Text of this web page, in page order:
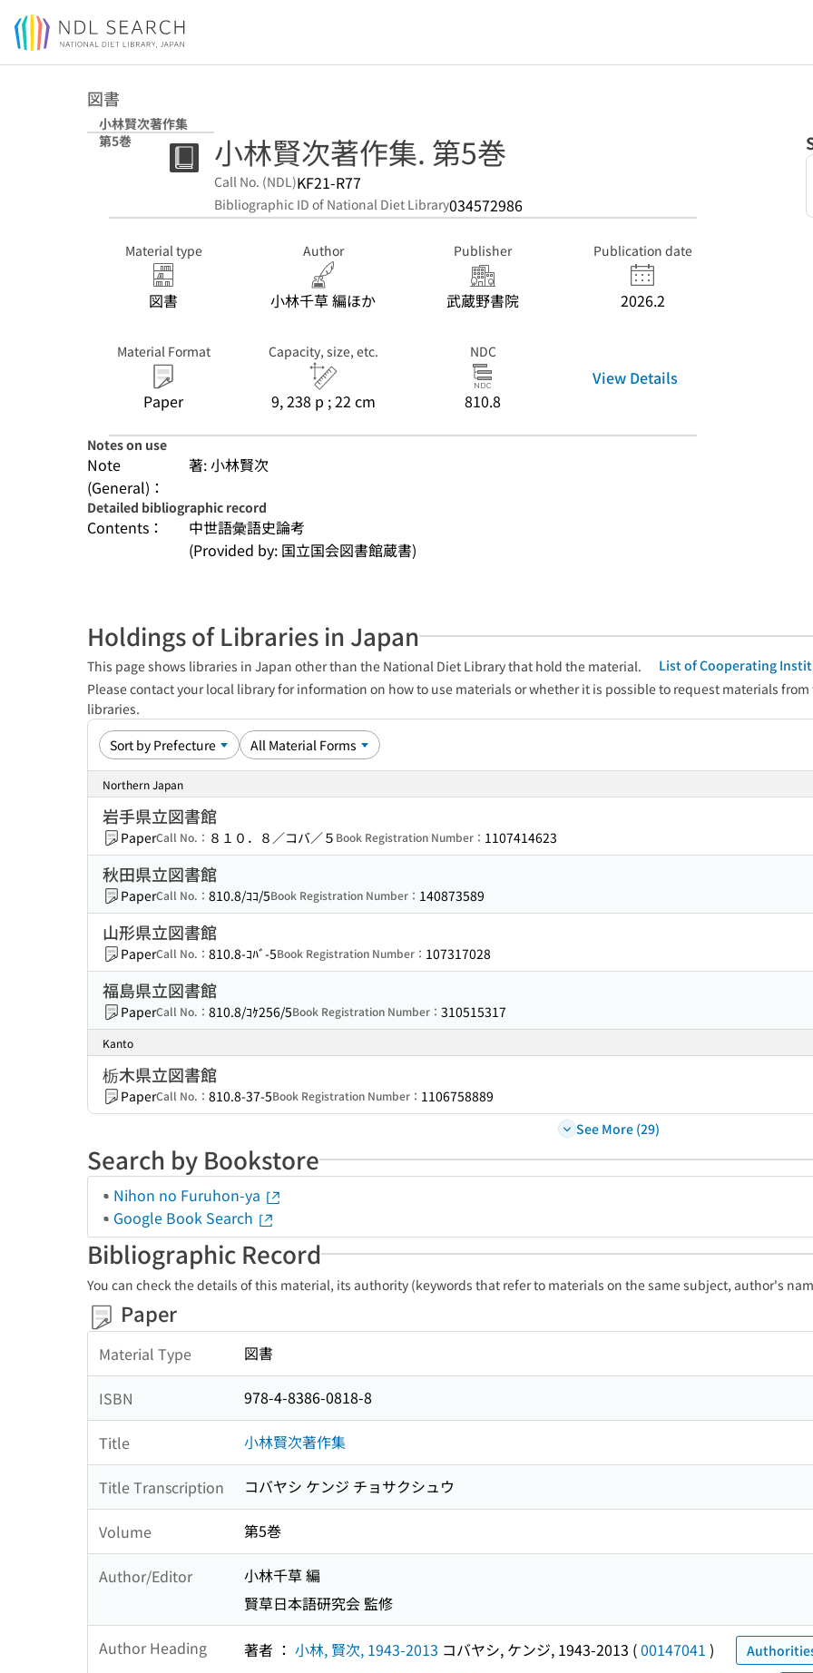
Jump to main content
図書
小林賢次著作集
第5巻
小林賢次著作集. 第5巻
Call No. (NDL)KF21-R77
Bibliographic ID of National Diet Library034572986
Material type
図書
Author
小林千草 編ほか
Publisher
武蔵野書院
Publication date
2026.2
Material Format
Paper
Capacity, size, etc.
9, 238 p ; 22 cm
NDC
810.8
View Details
Notes on use
Note
(General)：
著: 小林賢次
Detailed bibliographic record
Contents：
中世語彙語史論考
(Provided by: 国立国会図書館蔵書)
Holdings of Libraries in Japan
This page shows libraries in Japan other than the National Diet Library that hold the material.
List of Cooperating
Please contact your local library for information on how to use materials or whether it is possible to request materials
libraries.
Northern Japan
岩手県立図書館
PaperCall No.： ８１０．８／コバ／５ Book Registration Number： 1107414623
秋田県立図書館
PaperCall No.： 810.8/ｺｺ/5Book Registration Number： 140873589
山形県立図書館
PaperCall No.： 810.8-ｺﾊﾞ-5Book Registration Number： 107317028
福島県立図書館
PaperCall No.： 810.8/ｺｹ256/5Book Registration Number： 310515317
Kanto
栃木県立図書館
PaperCall No.： 810.8-37-5Book Registration Number： 1106758889
See More (29)
Search by Bookstore
Nihon no Furuhon-ya
Google Book Search
Bibliographic Record
You can check the details of this material, its authority (keywords that refer to materials on the same subject, author's
Paper
Material Type 図書
ISBN 978-4-8386-0818-8
Title 小林賢次著作集
Title Transcription コバヤシ ケンジ チョサクシュウ
Volume 第5巻
Author/Editor
小林千草 編
賢草日本語研究会 監修
Author Heading 著者 ： 小林, 賢次, 1943-2013 コバヤシ, ケンジ, 1943-2013 (00147041 )